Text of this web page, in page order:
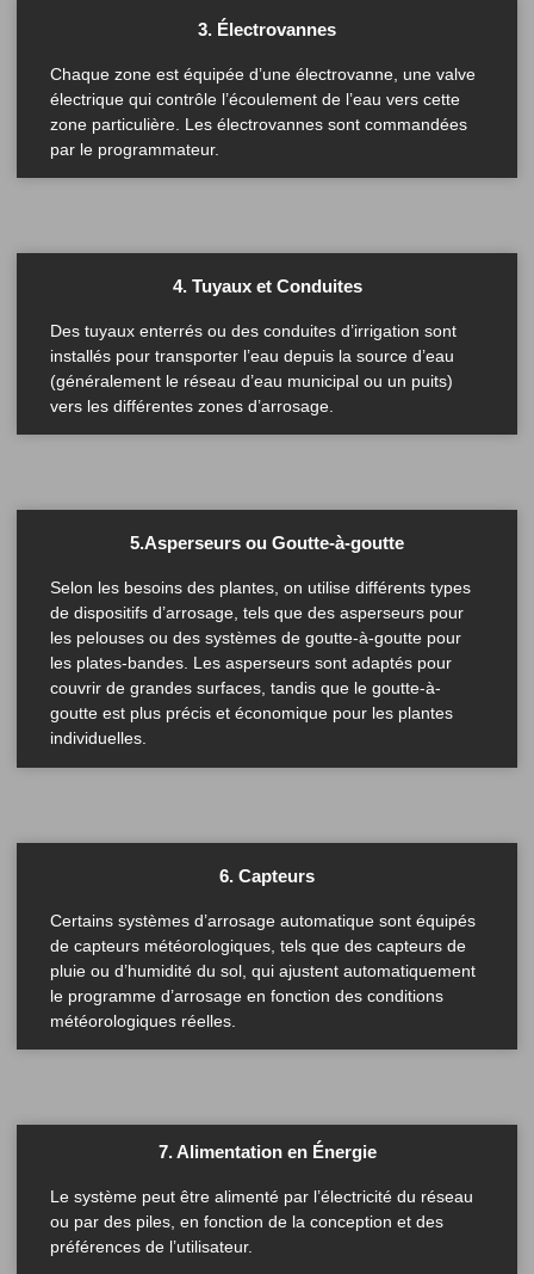
3. Électrovannes
Chaque zone est équipée d’une électrovanne, une valve
électrique qui contrôle l’écoulement de l’eau vers cette
zone particulière. Les électrovannes sont commandées
par le programmateur.
4. Tuyaux et Conduites
Des tuyaux enterrés ou des conduites d’irrigation sont
installés pour transporter l’eau depuis la source d’eau
(généralement le réseau d’eau municipal ou un puits)
vers les différentes zones d’arrosage.
5.Asperseurs ou Goutte-à-goutte
Selon les besoins des plantes, on utilise différents types
de dispositifs d’arrosage, tels que des asperseurs pour
les pelouses ou des systèmes de goutte-à-goutte pour
les plates-bandes. Les asperseurs sont adaptés pour
couvrir de grandes surfaces, tandis que le goutte-à-
goutte est plus précis et économique pour les plantes
individuelles.
6. Capteurs
Certains systèmes d’arrosage automatique sont équipés
de capteurs météorologiques, tels que des capteurs de
pluie ou d’humidité du sol, qui ajustent automatiquement
le programme d’arrosage en fonction des conditions
météorologiques réelles.
7. Alimentation en Énergie
Le système peut être alimenté par l’électricité du réseau
ou par des piles, en fonction de la conception et des
préférences de l’utilisateur.